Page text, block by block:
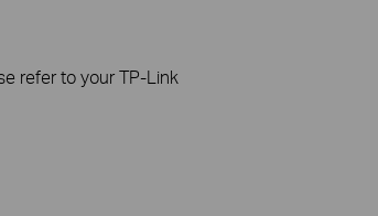
refer to your TP-Link